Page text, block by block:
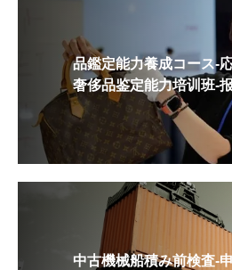
品鑑定能力養成コース-
奢侈品鉴定能力培训班-
中古機械船積み前検査-